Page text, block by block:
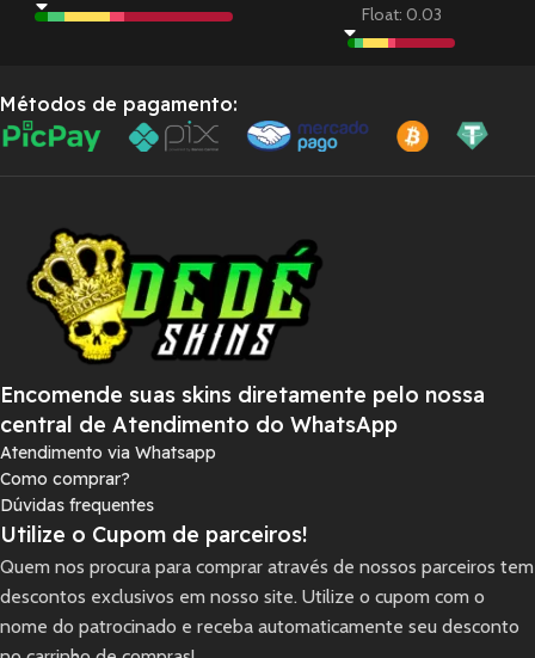
Float: 0.03
Métodos de pagamento:
Encomende suas skins diretamente pelo nossa
central de Atendimento do WhatsApp
Atendimento via Whatsapp
Como comprar?
Dúvidas frequentes
Utilize o Cupom de parceiros!
Quem nos procura para comprar através de nossos parceiros tem
descontos exclusivos em nosso site. Utilize o cupom com o
nome do patrocinado e receba automaticamente seu desconto